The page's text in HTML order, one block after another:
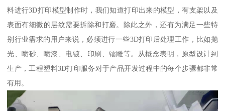
料进行3D打印模型制作时，我们知道打印出来的模型，有支架以及
表面有细微的层纹需要拆除和打磨。除此之外，还有为满足一些特
别行业需求的用户来说，必须进行一些3D打印后处理工作，比如抛
光、喷砂、喷漆、电镀、印刷、镭雕等。从概念表明，原型设计到
生产，工程塑料3D打印服务对于产品开发过程中的每个步骤都非常
有用。